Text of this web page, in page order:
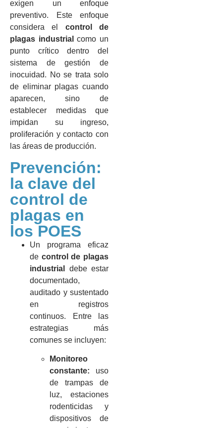
exigen un enfoque
preventivo. Este enfoque
considera el control de
plagas industrial como un
punto crítico dentro del
sistema de gestión de
inocuidad. No se trata solo
de eliminar plagas cuando
aparecen, sino de
establecer medidas que
impidan su ingreso,
proliferación y contacto con
las áreas de producción.
Prevención:
la clave del
control de
plagas en
los POES
Un programa eficaz
de control de plagas
industrial
debe estar
documentado,
auditado y sustentado
en registros
continuos. Entre las
estrategias más
comunes se incluyen:
Monitoreo
constante: uso
de trampas de
luz, estaciones
rodenticidas y
dispositivos de